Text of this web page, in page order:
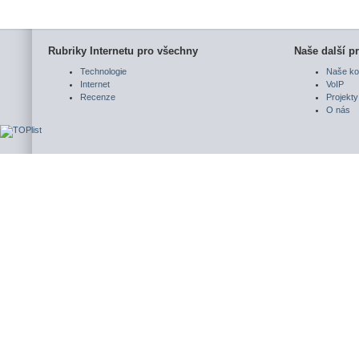
Rubriky Internetu pro všechny
Technologie
Internet
Recenze
Naše další
Naše
VoIP
Projekty
O nás